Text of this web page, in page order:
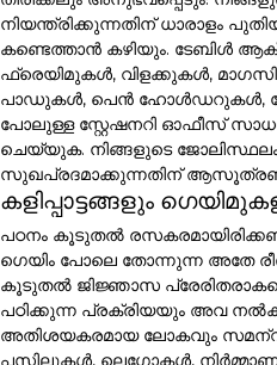
നിയന്ത്രിക്കുന്നതിന് ധാരാളം
കണ്ടെത്താൻ കഴിയും. ടേബിൾ
ഫ്രെയിമുകൾ, വിളക്കുകൾ,
പാഡുകൾ, പെൻ ഹോൾഡറുകൾ,
പോലുള്ള സ്റ്റേഷനറി ഓഫീസ്
ചെയ്യുക. നിങ്ങളുടെ
സുഖപ്രദമാക്കുന്നതിന്
കളിപ്പാട്ടങ്ങളും
പഠനം കൂടുതൽ
ഗെയിം പോലെ തോന്നുന്ന അതേ
കൂടുതൽ ജിജ്ഞാസ
പഠിക്കുന്ന പ്രക്രിയയും അവ
അതിശയകരമായ ലോകവും
പസിലുകൾ, ലെഗോകൾ,